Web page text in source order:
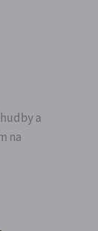
a
na